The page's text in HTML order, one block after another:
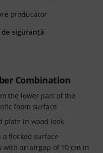
Combination
the lower part of the
foam surface
plate in wood look
a flocked surface
an airgap of 10 cm in
producător
siguranță